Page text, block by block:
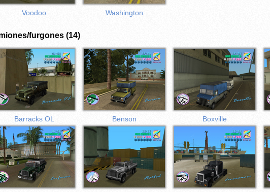
Voodoo Washington
furgones (14)
Barracks OL Benson Boxville